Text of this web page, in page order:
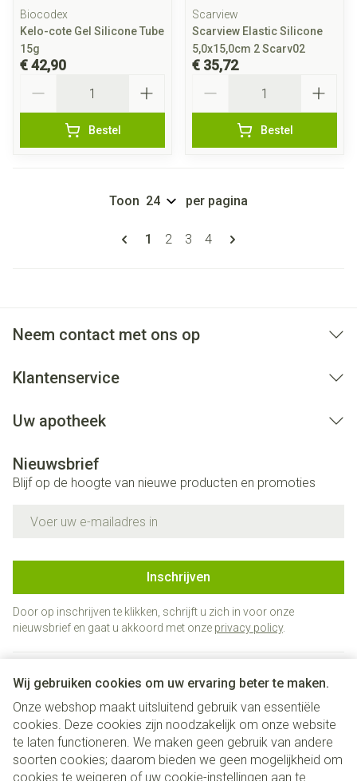
Wij gebruiken cookies om uw ervaring beter te maken.
Onze webshop maakt uitsluitend gebruik van essentiële
cookies. Deze cookies zijn noodzakelijk om onze website
te laten functioneren. We maken geen gebruik van andere
soorten cookies; daarom bieden we geen mogelijkheid om
cookies te weigeren of uw cookie-instellingen aan te
Biocodex
Kelo-cote Gel Silicone Tube
15g
€ 42,90
Bestel
Scarview
Scarview Elastic Silicone
5,0x15,0cm 2 Scarv02
€ 35,72
Bestel
Pagina's
U lees momenteel pagina
1 Pagina
2 Pagina
3 Pagina
4
Toon per pagina
Neem contact met ons op
Klantenservice
Uw apotheek
Nieuwsbrief
Blijf op de hoogte van nieuwe producten en promoties
Inschrijven
Door op inschrijven te klikken, schrijft u zich in voor onze
nieuwsbrief en gaat u akkoord met onze privacy policy.